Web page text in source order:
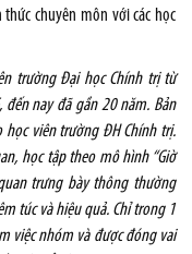
thức chuyên môn với các học
trường Đại học Chính trị từ
đến nay đã gần 20 năm. Bản
học viên trường ĐH Chính trị.
học tập theo mô hình “Giờ
trưng bày thông thường
túc và hiệu quả. Chỉ trong 1
việc nhóm và được đóng vai